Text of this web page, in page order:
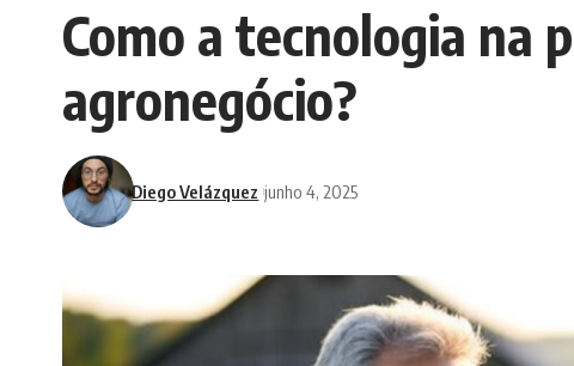
Como a tecnologia na
agronegócio?
Diego Velázquez junho 4, 2025